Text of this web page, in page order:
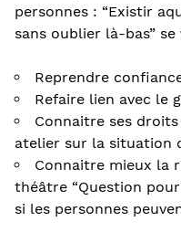
personnes : “Existir
sans oublier là-bas”
Reprendre
Refaire lien avec le
Connaitre ses
atelier sur la situation
Connaitre mieux la
théâtre “Question
si les personnes